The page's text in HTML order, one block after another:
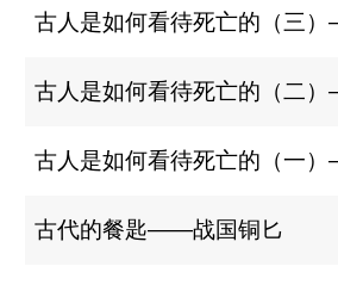
古人是如何看待死亡的（三
古人是如何看待死亡的（二
古代的餐匙——战国铜匕